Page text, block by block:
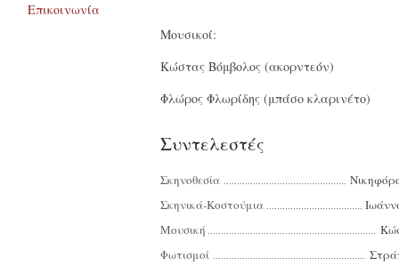
Επικοινωνία
Μουσικοί:
Κώστας Βόμβολος (ακορντεόν)
Φλώρος Φλωρίδης (μπάσο κλαρινέτο)
Συντελεστές
Σκηνοθεσία
Σκηνικά-Κοστούμια
Μουσική
Φωτισμοί